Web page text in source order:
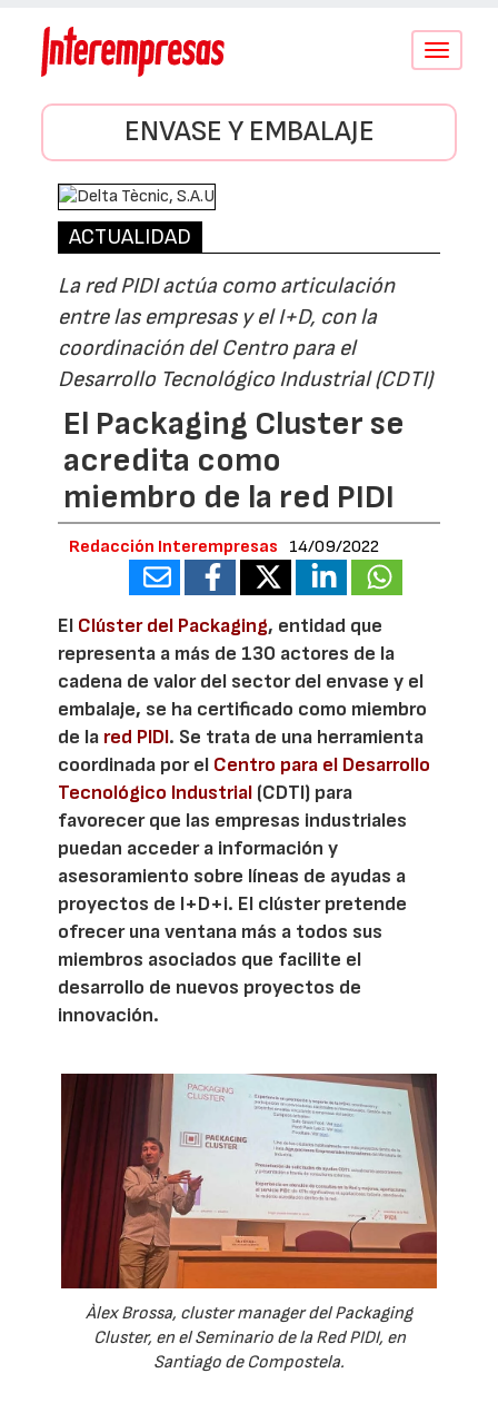
Conmutar
ENVASE Y EMBALAJE
ACTUALIDAD
La red PIDI actúa como articulación
entre las empresas y el I+D, con la
coordinación del Centro para el
Desarrollo Tecnológico Industrial (CDTI)
El Packaging Cluster se
acredita como
miembro de la red PIDI
Redacción Interempresas 14/09/2022
El Clúster del Packaging, entidad que
representa a más de 130 actores de la
cadena de valor del sector del envase y el
embalaje, se ha certificado como miembro
de la red PIDI. Se trata de una herramienta
coordinada por el Centro para el Desarrollo
Tecnológico Industrial (CDTI) para
favorecer que las empresas industriales
puedan acceder a información y
asesoramiento sobre líneas de ayudas a
proyectos de I+D+i. El clúster pretende
ofrecer una ventana más a todos sus
miembros asociados que facilite el
desarrollo de nuevos proyectos de
innovación.
Àlex Brossa, cluster manager del Packaging
Cluster, en el Seminario de la Red PIDI, en
Santiago de Compostela.